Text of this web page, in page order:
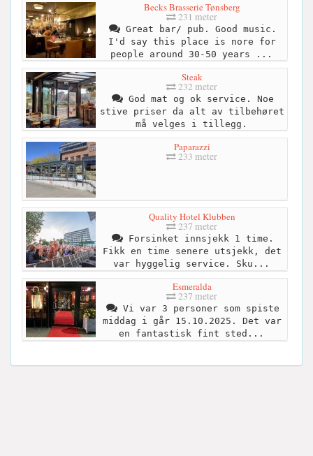
Becks Brasserie Tønsberg
231 meter
Great bar/ pub. Good music.
I'd say this place is nore for
people around 30-50 years ...
Steak
232 meter
God mat og ok service. Noe
stive priser da alt av tilbehøret
må velges i tillegg.
Paparazzi
233 meter
Quality Hotel Klubben
237 meter
Forsinket innsjekk 1 time.
Fikk en time senere utsjekk, det
var hyggelig service. Sku...
Esmeralda
237 meter
Vi var 3 personer som spiste
middag i går 15.10.2025. Det var
en fantastisk fint sted...